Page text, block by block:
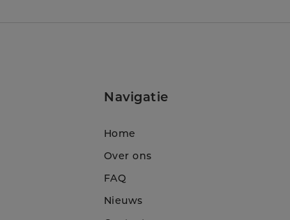
Navigatie
Home
Over ons
FAQ
Nieuws